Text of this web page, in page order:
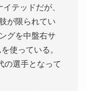
テッドだが、
が限られてい
グを中盤右サ
使っている。
の選手となって